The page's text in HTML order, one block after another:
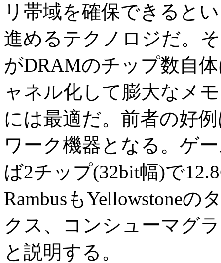
リ帯域を確保できると
進めるテクノロジだ。
がDRAMのチップ数自
ャネル化して膨大なメ
には最適だ。前者の好
ワーク機器となる。ゲ
ば2チップ(32bit幅)で
RambusもYellowstoneの
クス、コンシューマグ
と説明する。